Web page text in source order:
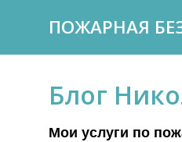
ПОЖАРНАЯ
Блог
Мои услуги по